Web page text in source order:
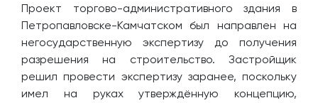
Проект торгово-административного здания в
Петропавловске-Камчатском был направлен на
негосударственную экспертизу до получения
разрешения на строительство. Застройщик
решил провести экспертизу заранее, поскольку
имел на руках утверждённую концепцию,